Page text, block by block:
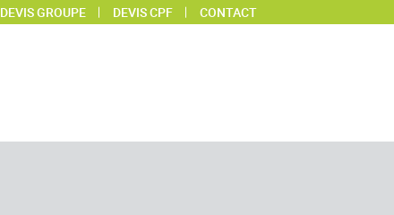
DEVIS GROUPE DEVIS CPF CONTACT